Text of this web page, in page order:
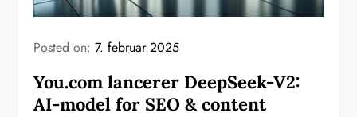
Posted on:7. februar 2025
You.com lancerer DeepSeek-V2:
AI-model for SEO & content